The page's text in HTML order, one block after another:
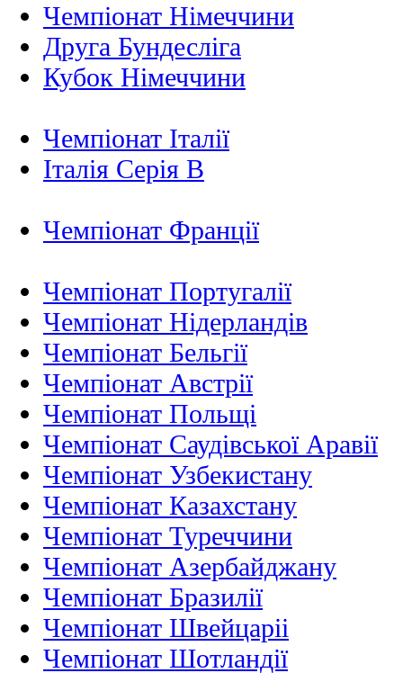
Чемпіонат Німеччини
Друга Бундесліга
Кубок Німеччини
Чемпіонат Італії
Італія Серія B
Чемпіонат Франції
Чемпіонат Португалії
Чемпіонат Нідерландiв
Чемпіонат Бельгії
Чемпіонат Австрії
Чемпіонат Польщі
Чемпіонат Саудівської Аравії
Чемпіонат Узбекистану
Чемпіонат Казахстану
Чемпіонат Туреччини
Чемпіонат Азербайджану
Чемпіонат Бразилії
Чемпіонат Швейцаріі
Чемпіонат Шотландії